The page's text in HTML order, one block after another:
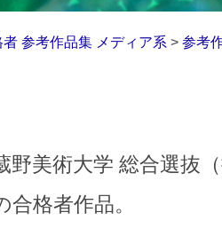
者 参考作品集 メディア系 > 参考
野美術大学 総合選抜
合格者作品。